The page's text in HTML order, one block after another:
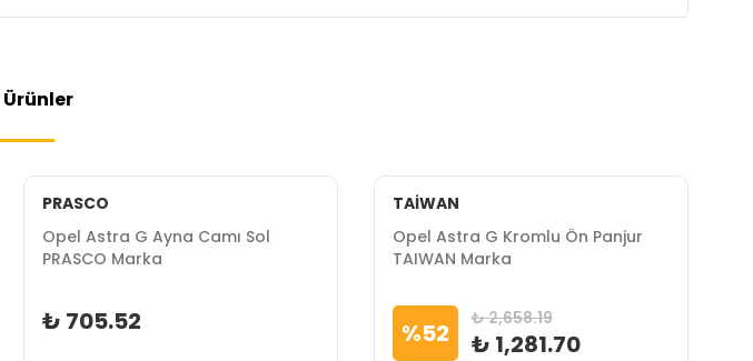
Ürünler
PRASCO
Opel Astra G Ayna Camı Sol
PRASCO Marka
₺ 705.52
TAİWAN
Opel Astra G Kromlu Ön Panjur
TAIWAN Marka
%52 ₺ 2,658.19
₺ 1,281.70